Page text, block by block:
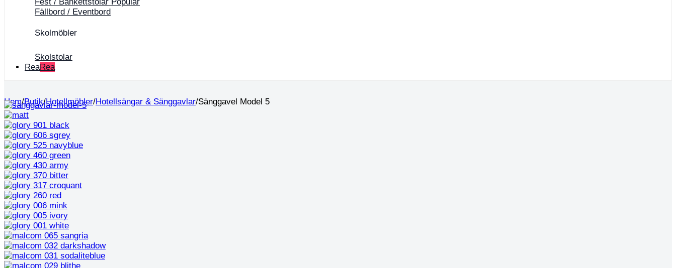
Fällbord / Eventbord
Skolmöbler
Skolstolar
Rea
Hem/Butik/Hotellmöbler/Hotellsängar & Sänggavlar/Sänggavel Model 5